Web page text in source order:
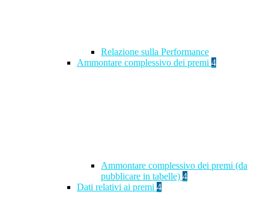
Relazione sulla Performance
Ammontare complessivo dei premi 4
Ammontare complessivo dei premi (da
pubblicare in tabelle) 4
Dati relativi ai premi 4